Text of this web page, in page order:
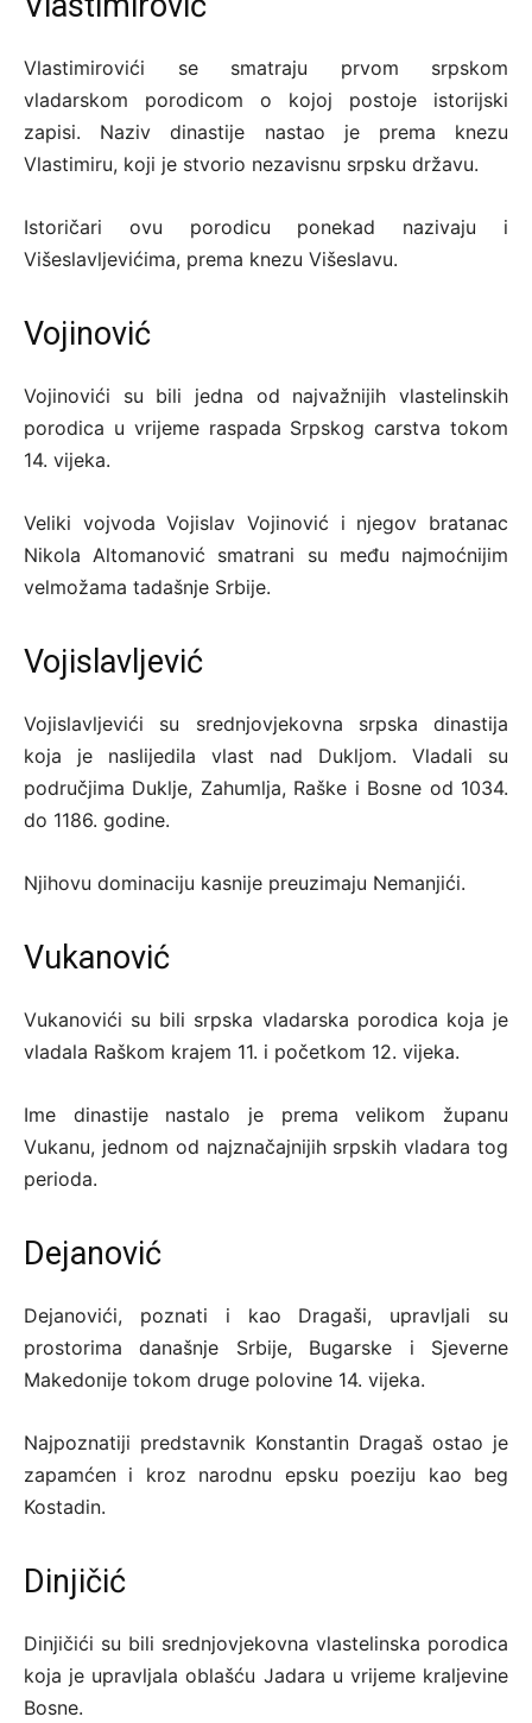
Vlastimirovići se smatraju prvom srpskom
vladarskom porodicom o kojoj postoje istorijski
zapisi. Naziv dinastije nastao je prema knezu
Vlastimiru, koji je stvorio nezavisnu srpsku državu.
Istoričari ovu porodicu ponekad nazivaju i
Višeslavljevićima, prema knezu Višeslavu.
Vojinović
Vojinovići su bili jedna od najvažnijih vlastelinskih
porodica u vrijeme raspada Srpskog carstva tokom
14. vijeka.
Veliki vojvoda Vojislav Vojinović i njegov bratanac
Nikola Altomanović smatrani su među najmoćnijim
velmožama tadašnje Srbije.
Vojislavljević
Vojislavljevići su srednjovjekovna srpska dinastija
koja je naslijedila vlast nad Dukljom. Vladali su
područjima Duklje, Zahumlja, Raške i Bosne od 1034.
do 1186. godine.
Njihovu dominaciju kasnije preuzimaju Nemanjići.
Vukanović
Vukanovići su bili srpska vladarska porodica koja je
vladala Raškom krajem 11. i početkom 12. vijeka.
Ime dinastije nastalo je prema velikom županu
Vukanu, jednom od najznačajnijih srpskih vladara tog
perioda.
Dejanović
Dejanovići, poznati i kao Dragaši, upravljali su
prostorima današnje Srbije, Bugarske i Sjeverne
Makedonije tokom druge polovine 14. vijeka.
Najpoznatiji predstavnik Konstantin Dragaš ostao je
zapamćen i kroz narodnu epsku poeziju kao beg
Kostadin.
Dinjičić
Dinjičići su bili srednjovjekovna vlastelinska porodica
koja je upravljala oblašću Jadara u vrijeme kraljevine
Bosne.